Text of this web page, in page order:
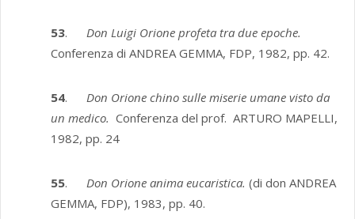
53. Don Luigi Orione profeta tra due epoche.
Conferenza di ANDREA GEMMA, FDP, 1982, pp. 42.
54. Don Orione chino sulle miserie umane visto da
un medico. Conferenza del prof. ARTURO MAPELLI,
1982, pp. 24
55. Don Orione anima eucaristica. (di don ANDREA
GEMMA, FDP), 1983, pp. 40.